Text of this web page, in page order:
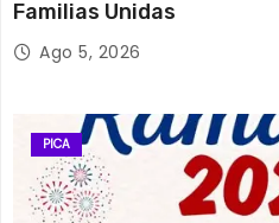
Familias Unidas
Ago 5, 2026
PICA